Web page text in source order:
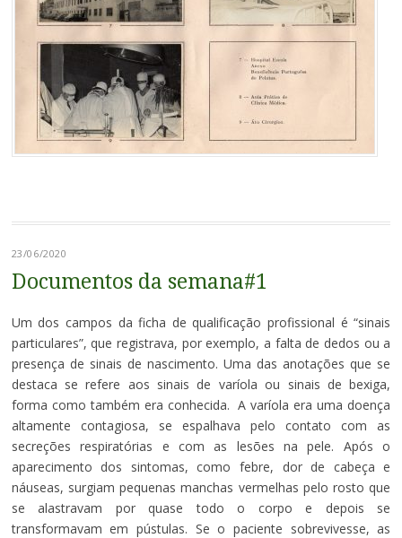
23/06/2020
Documentos da semana#1
Um dos campos da ficha de qualificação profissional é “sinais
particulares”, que registrava, por exemplo, a falta de dedos ou a
presença de sinais de nascimento. Uma das anotações que se
destaca se refere aos sinais de varíola ou sinais de bexiga,
forma como também era conhecida. A varíola era uma doença
altamente contagiosa, se espalhava pelo contato com as
secreções respiratórias e com as lesões na pele. Após o
aparecimento dos sintomas, como febre, dor de cabeça e
náuseas, surgiam pequenas manchas vermelhas pelo rosto que
se alastravam por quase todo o corpo e depois se
transformavam em pústulas. Se o paciente sobrevivesse, as